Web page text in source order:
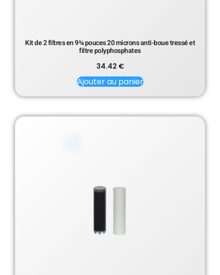
Kit de 2 filtres en 9¾ pouces 20 microns anti-boue tressé et
filtre polyphosphates
34.42 €
Ajouter au panier